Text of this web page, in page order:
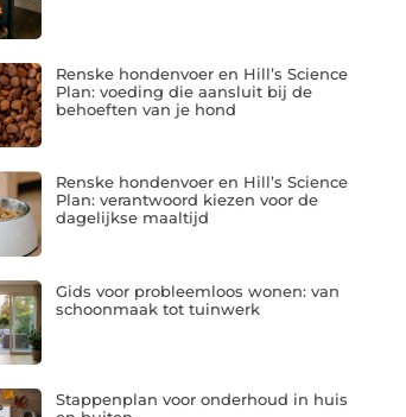
Renske hondenvoer en Hill’s Science
Plan: voeding die aansluit bij de
behoeften van je hond
Renske hondenvoer en Hill’s Science
Plan: verantwoord kiezen voor de
dagelijkse maaltijd
Gids voor probleemloos wonen: van
schoonmaak tot tuinwerk
Stappenplan voor onderhoud in huis